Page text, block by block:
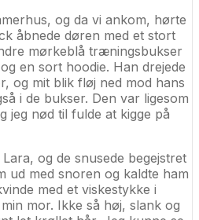
og da vi ankom, hørte
åbnede døren med et stort
mørkeblå træningsbukser
en sort hoodie. Han drejede
og mit blik fløj ned mod hans
i de bukser. Den var ligesom
jeg nød til fulde at kigge på
og de snusede begejstret
ud med snoren og kaldte ham
med et viskestykke i
mor. Ikke så høj, slank og